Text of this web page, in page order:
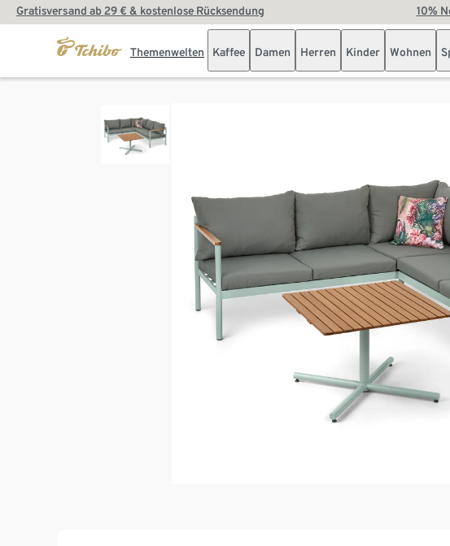
Gratisversand ab 29 € & kostenlose Rücksendung 10%
Themenwelten Kaffee Damen Herren Kinder Wohnen